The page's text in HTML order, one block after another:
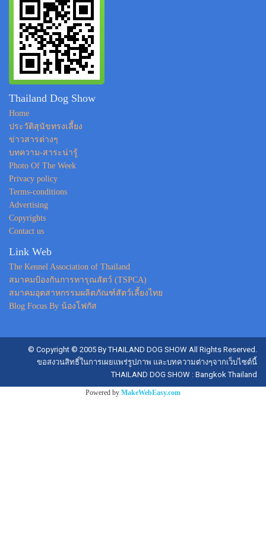
Thailand Dog Show
Home
ประวัติสุนัขทรงเลี้ยง
ข่าวสารต่างๆ
บทความ-สาระน่ารู้
Photo Of The Week
Privacy policy
Terms-conditions
Advertising
Copyrights
Contact us
Link Web
The Kennel Association of Thailand
สมาคมป้องกันการทารุณสัตว์ (TSPCA)
สมาคมอุตสาหกรรมผลิตภัณฑ์สัตว์เลี้ยงไทย
Blog Focus By น้องโฟกัส
© Copyright © 2005 By THAILAND DOG SHOW All Rights Reserved.
ขอสงวนสิทธิ์ในการเผยแพร่รูปภาพ และบทความต่างๆจากเว็บไซต์นี้
THAILAND DOG SHOW : Bangkok Thailand
Powered by MakeWebEasy.com